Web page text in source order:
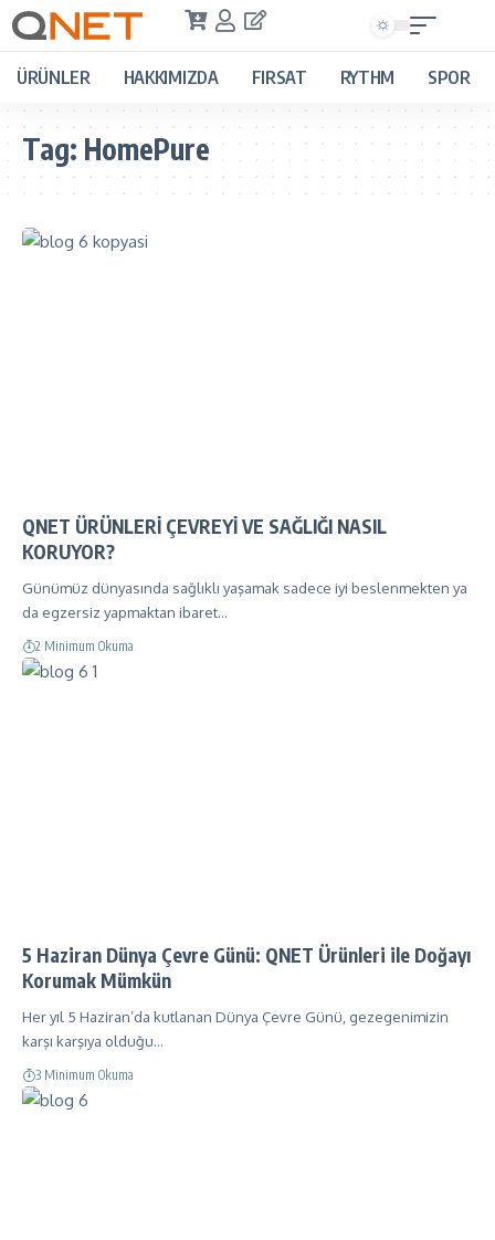
ÜRÜNLER HAKKIMIZDA FIRSAT RYTHM SPOR
Tag: HomePure
QNET ÜRÜNLERİ ÇEVREYİ VE SAĞLIĞI NASIL
KORUYOR?
Günümüz dünyasında sağlıklı yaşamak sadece iyi beslenmekten ya
da egzersiz yapmaktan ibaret…
2 Minimum Okuma
5 Haziran Dünya Çevre Günü: QNET Ürünleri ile Doğayı
Korumak Mümkün
Her yıl 5 Haziran’da kutlanan Dünya Çevre Günü, gezegenimizin
karşı karşıya olduğu…
3 Minimum Okuma